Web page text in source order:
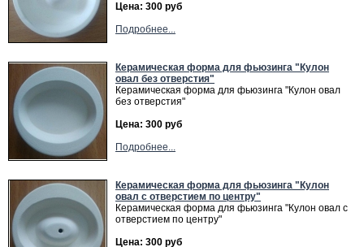
Цена: 300 руб
Подробнее...
Керамическая форма для фьюзинга "Кулон
овал без отверстия"
Керамическая форма для фьюзинга "Кулон овал
без отверстия"
Цена: 300 руб
Подробнее...
Керамическая форма для фьюзинга "Кулон
овал с отверстием по центру"
Керамическая форма для фьюзинга "Кулон овал с
отверстием по центру"
Цена: 300 руб